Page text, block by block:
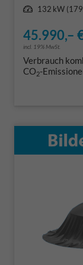
Leistung
132 kW (179
45.990,–
incl. 19% MwSt.
Verbrauch
CO2-